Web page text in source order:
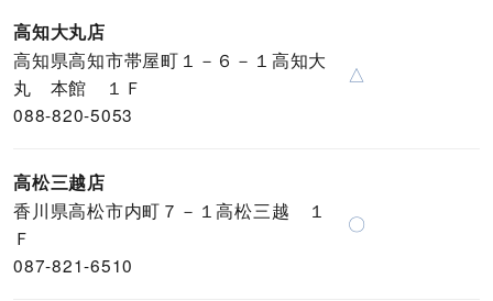
高知大丸店
高知県高知市帯屋町１－６－１高知大
丸 本館 １Ｆ
088-820-5053
△
高松三越店
香川県高松市内町７－１高松三越 １
Ｆ
087-821-6510
〇